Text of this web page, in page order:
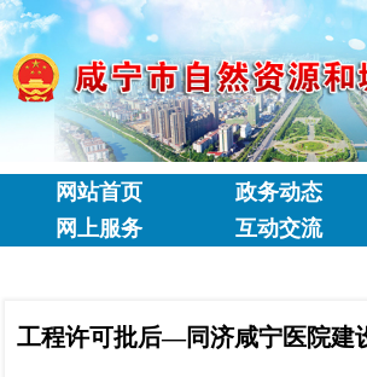
网站首页 政务动态
网上服务
互动交流
工程许可批后—同济咸宁医院建